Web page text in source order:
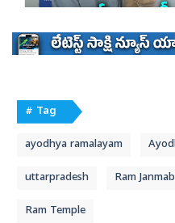
# Tag
ayodhya ramalayam
uttarpradesh Ram
Ram Temple